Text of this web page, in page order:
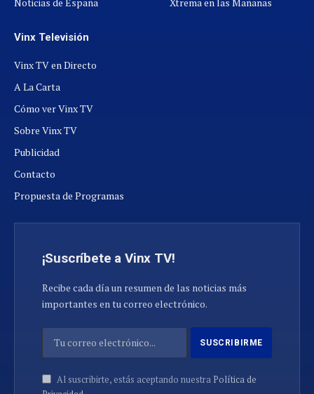
Vinx Televisión
Vinx TV en Directo
A La Carta
Cómo ver Vinx TV
Sobre Vinx TV
Publicidad
Contacto
Propuesta de Programas
¡Suscríbete a Vinx TV!
Recibe cada día un resumen de las noticias más
importantes en tu correo electrónico.
Al suscribirte, estás aceptando nuestra Política de